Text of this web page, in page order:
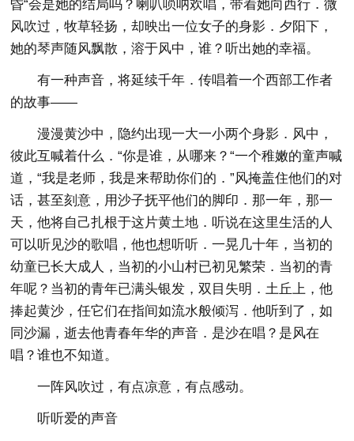
昏“会是她的结局吗？喇叭唢呐欢唱，带着她向西行．微
风吹过，牧草轻扬，却映出一位女子的身影．夕阳下，
她的琴声随风飘散，溶于风中，谁？听出她的幸福。
有一种声音，将延续千年．传唱着一个西部工作者
的故事——
漫漫黄沙中，隐约出现一大一小两个身影．风中，
彼此互喊着什么．“你是谁，从哪来？“一个稚嫩的童声喊
道，“我是老师，我是来帮助你们的．”风掩盖住他们的对
话，甚至刻意，用沙子抚平他们的脚印．那一年，那一
天，他将自己扎根于这片黄土地．听说在这里生活的人
可以听见沙的歌唱，他也想听听．一晃几十年，当初的
幼童已长大成人，当初的小山村已初见繁荣．当初的青
年呢？当初的青年已满头银发，双目失明．土丘上，他
捧起黄沙，任它们在指间如流水般倾泻．他听到了，如
同沙漏，逝去他青春年华的声音．是沙在唱？是风在
唱？谁也不知道。
一阵风吹过，有点凉意，有点感动。
听听爱的声音